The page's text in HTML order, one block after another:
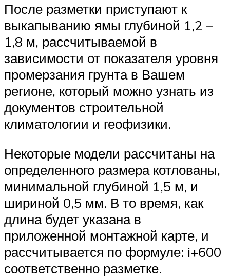
После разметки приступают к
выкапыванию ямы глубиной 1,2 –
1,8 м, рассчитываемой в
зависимости от показателя уровня
промерзания грунта в Вашем
регионе, который можно узнать из
документов строительной
климатологии и геофизики.
Некоторые модели рассчитаны на
определенного размера котлованы,
минимальной глубиной 1,5 м, и
шириной 0,5 мм. В то время, как
длина будет указана в
приложенной монтажной карте, и
рассчитывается по формуле: i+600
соответственно разметке.